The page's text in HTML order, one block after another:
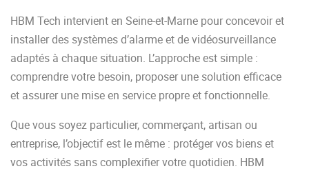
HBM Tech intervient en Seine-et-Marne pour concevoir et
installer des systèmes d’alarme et de vidéosurveillance
adaptés à chaque situation. L’approche est simple :
comprendre votre besoin, proposer une solution efficace
et assurer une mise en service propre et fonctionnelle.
Que vous soyez particulier, commerçant, artisan ou
entreprise, l’objectif est le même : protéger vos biens et
vos activités sans complexifier votre quotidien. HBM